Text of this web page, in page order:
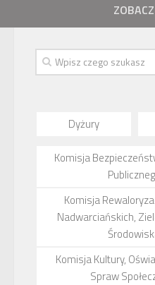
ZOBACZ
Dyżury
Komisja
Komisja
Nadwarciańskich,
Komisja Kultury,
Spraw